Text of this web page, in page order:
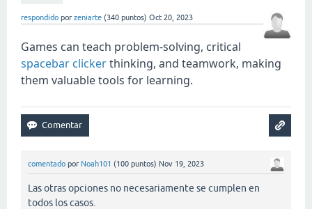
respondido por zeniarte (340 puntos) Oct 20, 2023
Games can teach problem-solving, critical
spacebar clickerthinking, and teamwork, making
them valuable tools for learning.
comentado por Noah101 (100 puntos) Nov 19, 2023
Las otras opciones no necesariamente se cumplen en
todos los casos.